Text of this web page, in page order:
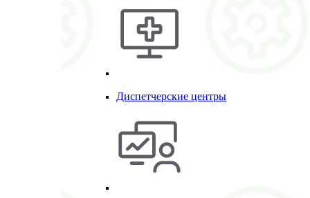
Диспетчерские центры